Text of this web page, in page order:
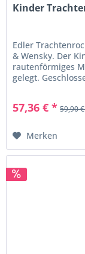
Kinder
Edler
& Wensky. Der
rautenförmiges
gelegt.
57,36 € * 59,90
Merken